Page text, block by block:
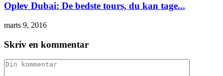
Oplev Dubai: De bedste tours, du kan tage...
marts 9, 2016
Skriv en kommentar